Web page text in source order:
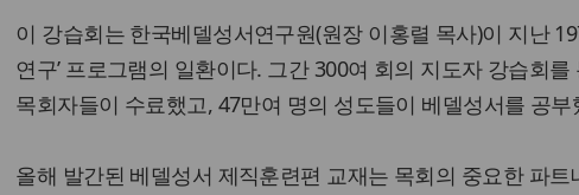
이 강습회는 한국베델성서연구원(원장 이홍렬 목사)이 지난
연구’ 프로그램의 일환이다. 그간 300여 회의 지도자 강습회
목회자들이 수료했고, 47만여 명의 성도들이 베델성서를 공부
올해 발간된 베델성서 제직훈련편 교재는 목회의 중요한 파트